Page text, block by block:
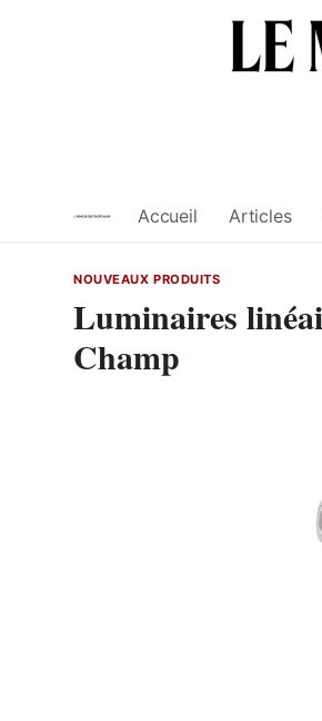
Accueil Articles
NOUVEAUX PRODUITS
Luminaires
Champ